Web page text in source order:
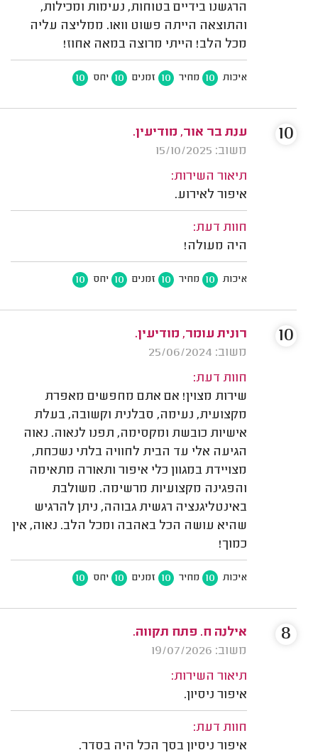
הרגשנו בידיים בטוחות, נעימות ומכילות,
והתוצאה הייתה פשוט וואו. ממליצה עליה
מכל הלב! הייתי מרוצה במאה אחוז!
איכות 10 מחיר 10 זמנים 10 יחס 10
ענת בר אור, מודיעין.
משוב: 15/10/2025
תיאור השירות:
איפור לאירוע.
חוות דעת:
היה מעולה!
איכות 10 מחיר 10 זמנים 10 יחס 10
10
רונית עומר, מודיעין.
משוב: 25/06/2024
חוות דעת:
שירות מצוין! אם אתם מחפשים מאפרת
מקצועית, נעימה, סבלנית וקשובה, בעלת
אישיות כובשת ומקסימה, תפנו לנאוה. נאוה
הגיעה אלי עד הבית לחוויה בלתי נשכחת,
מצויידת במגוון כלי איפור ותאורה מתאימה
והפגינה מקצועיות מרשימה. משולבת
באינטליגנציה רגשית גבוהה, ניתן להרגיש
שהיא עושה הכל באהבה ומכל הלב. נאוה, אין
כמוך!
איכות 10 מחיר 10 זמנים 10 יחס 10
10
אילנה ח. פתח תקווה.
משוב: 19/07/2026
תיאור השירות:
איפור ניסיון.
חוות דעת:
איפור ניסיון בסך הכל היה בסדר.
8